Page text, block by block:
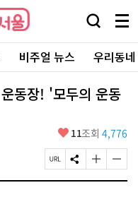
검
창
열
기
메
뉴
전
체
보
비주얼 뉴스 우리동
동장! '모두의 운동
좋
요
11조회 4,776
페
이
S
N
글
자
글
자